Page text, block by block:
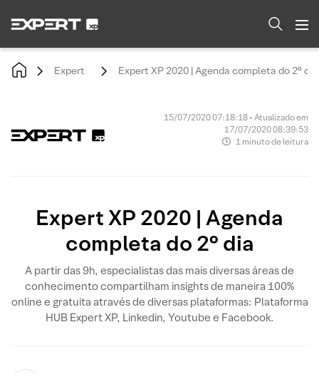
Expert Expert XP 2020 | Agenda completa do 2° dia
15/07/2020 07:18:18 • Atualizado em
17/07/2020 08:39:53
1 minuto de leitura
Expert XP 2020 | Agenda
completa do 2° dia
A partir das 9h, especialistas das mais diversas áreas de
conhecimento compartilham insights de maneira 100%
online e gratuita através de diversas plataformas: Plataforma
HUB Expert XP, Linkedin, Youtube e Facebook.